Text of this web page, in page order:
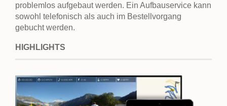
problemlos aufgebaut werden. Ein Aufbauservice kann
sowohl telefonisch als auch im Bestellvorgang
gebucht werden.
HIGHLIGHTS